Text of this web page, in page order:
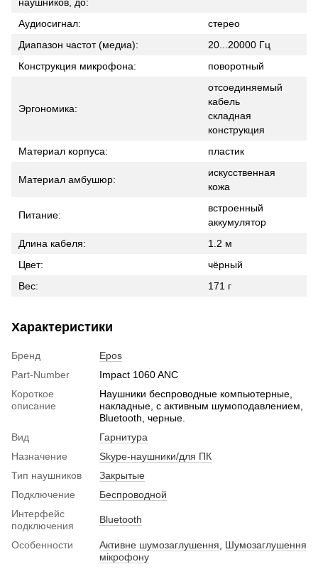
Аудиосигнал:
стерео
Диапазон частот (медиа):
20...20000 Гц
Конструкция микрофона:
поворотный
Эргономика:
отсоединяемый
кабель
складная
конструкция
Материал корпуса:
пластик
Материал амбушюр:
искусственная
кожа
Питание:
встроенный
аккумулятор
Длина кабеля:
1.2 м
Цвет:
чёрный
Вес:
171 г
Характеристики
Бренд
Epos
Part-Number
Impact 1060 ANC
Короткое
описание
Наушники беспроводные компьютерные,
накладные, с активным шумоподавлением,
Bluetooth, черные.
Вид
Гарнитура
Назначение
Skype-наушники/для ПК
Тип наушников
Закрытые
Подключение
Беспроводной
Интерфейс
подключения
Bluetooth
Особенности Активне шумозаглушення
Шумозаглушення
мікрофону